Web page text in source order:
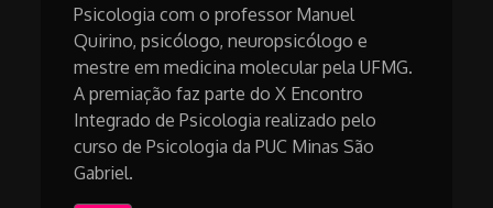
Psicologia com o professor Manuel
Quirino, psicólogo, neuropsicólogo e
mestre em medicina molecular pela UFMG.
A premiação faz parte do X Encontro
Integrado de Psicologia realizado pelo
curso de Psicologia da PUC Minas São
Gabriel.